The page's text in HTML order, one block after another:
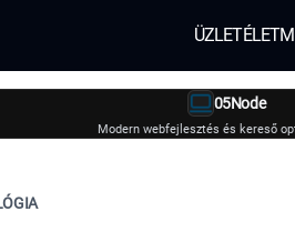
ÜZLET
05Node
Modern webfejlesztés és kereső